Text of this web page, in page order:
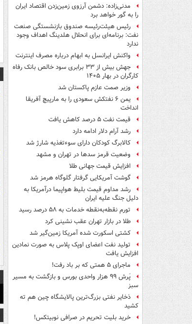
مدنی‌زاده: دشمن آرزوی زمین‌زدن اقتصاد ایران
را به گور خواهد برد
رئیس هیئت‌رئیسه صندوق بازنشستگی صنعت
نفت: برنامه‌ای برای انحلال هلدینگ اهداف وجود
ندارد
واکنش ایرانسل به ابهام درباره مصرف اینترنت
جهش بیش از ۳۳ برابری سود خالص بانک رفاه
کارگران در بهار ۱۴۰۵
وزیر صمت عازم پاکستان شد
یمن ۶ نفتکش سعودی را به مارپیچ آفریقا
انداخت
قیمت نفت ۵ درصد کاهش یافت
رشد آرام دلار ادامه دارد
کالابرگ کودکان دارای سوءتغذیه شارژ شد
وضعیت قرمز سدها در تهران و مشهد
افزایش قیمت جهانی طلا
گوشت آمریکایی گرفتار گلوگاه هرمز شد
رشد مداوم قیمت بلیط هواپیما درآمریکا به
دلیل جنگ علیه ایران
تورم نقطه‌به‌نقطه خدمات به ۵۸ درصد رسید
طلا در بازار تهران عقب نشینی کرد
کشتی اسکورت شده آمریکا زمین‌گیر شد
تولید نفت اعضای اوپک پلاس به صورت نمادین
افزایش یافت
ماجرای ۵ همتی که بر باد رفت!
پَرش ۹۹ هزار واحدی بورس و بازگشت به مسیر
سبز
ذخایر نفتی بزرگ‌ترین پالایشگاه چین هم ته
کشید
خرید بلیت تحریم در صرافی نوبیتکس!